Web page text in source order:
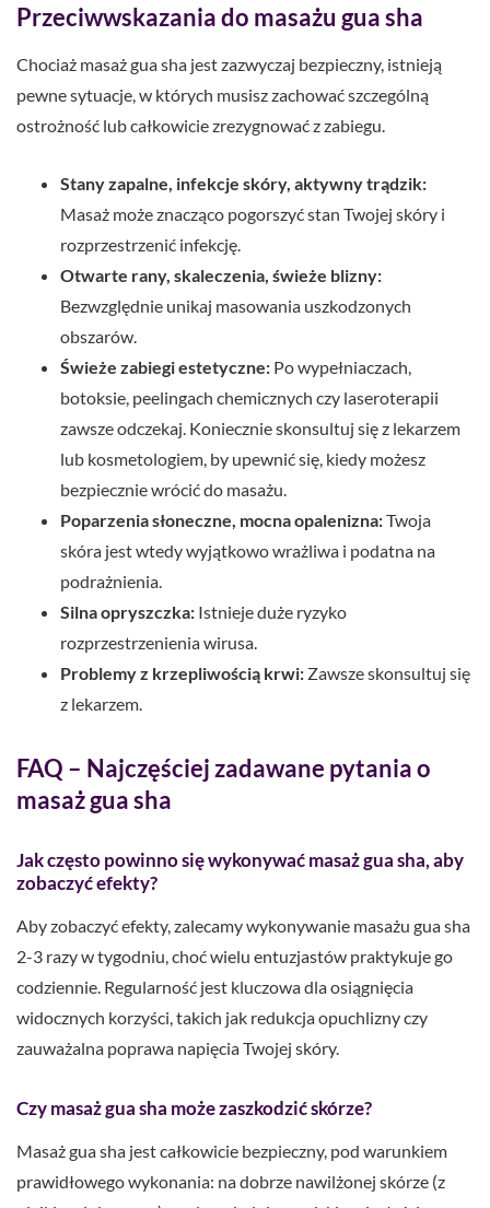
Przeciwwskazania do masażu gua sha
Chociaż masaż gua sha jest zazwyczaj bezpieczny, istnieją
pewne sytuacje, w których musisz zachować szczególną
ostrożność lub całkowicie zrezygnować z zabiegu.
Stany zapalne, infekcje skóry, aktywny trądzik:
Masaż może znacząco pogorszyć stan Twojej skóry i
rozprzestrzenić infekcję.
Otwarte rany, skaleczenia, świeże blizny:
Bezwzględnie unikaj masowania uszkodzonych
obszarów.
Świeże zabiegi estetyczne: Po wypełniaczach,
botoksie, peelingach chemicznych czy laseroterapii
zawsze odczekaj. Koniecznie skonsultuj się z lekarzem
lub kosmetologiem, by upewnić się, kiedy możesz
bezpiecznie wrócić do masażu.
Poparzenia słoneczne, mocna opalenizna:Twoja
skóra jest wtedy wyjątkowo wrażliwa i podatna na
podrażnienia.
Silna opryszczka: Istnieje duże ryzyko
rozprzestrzenienia wirusa.
Problemy z krzepliwością krwi: Zawsze skonsultuj się
z lekarzem.
FAQ – Najczęściej zadawane pytania o
masaż gua sha
Jak często powinno się wykonywać masaż gua sha, aby
zobaczyć efekty?
Aby zobaczyć efekty, zalecamy wykonywanie masażu gua sha
2-3 razy w tygodniu, choć wielu entuzjastów praktykuje go
codziennie. Regularność jest kluczowa dla osiągnięcia
widocznych korzyści, takich jak redukcja opuchlizny czy
zauważalna poprawa napięcia Twojej skóry.
Czy masaż gua sha może zaszkodzić skórze?
Masaż gua sha jest całkowicie bezpieczny, pod warunkiem
prawidłowego wykonania: na dobrze nawilżonej skórze (z